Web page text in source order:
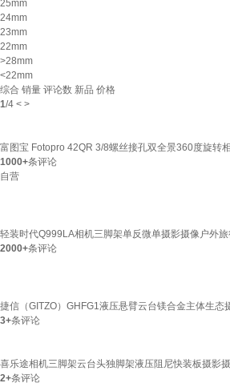
25mm
24mm
23mm
22mm
>28mm
<22mm
综合 销量 评论数 新品 价格
1/4 < >
富图宝 Fotopro 42QR 3/8螺丝接孔双全景360度旋转
1000+条评论
自营
轻装时代Q999LA相机三脚架单反微单摄影摄像户外
2000+条评论
捷信（GITZO）GHFG1液压悬臂云台镁合金主体生
3+条评论
喜乐途相机三脚架云台头独脚架液压阻尼快装板摄影
2+条评论